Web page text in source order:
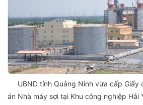
UBND tỉnh Quảng Ninh vừa cấp Giấy
án Nhà máy sợi tại Khu công nghiệp Hải